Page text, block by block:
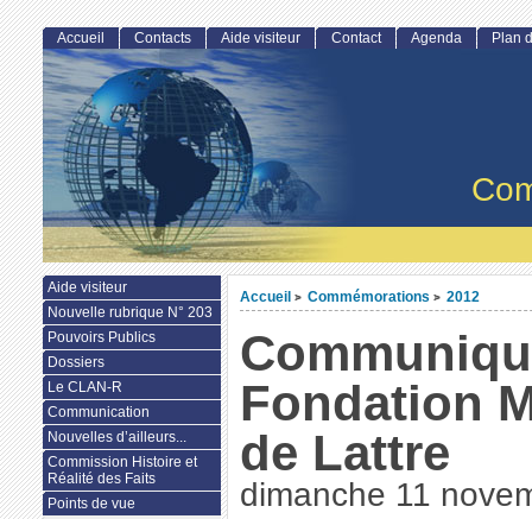
Accueil > Commémorations > 2012
Fondation
de Lattre
dimanche 11
Accueil Contacts Aide visiteur Contact Agenda Plan
Aide visiteur
Nouvelle rubrique N° 203
Pouvoirs Publics
Dossiers
Le CLAN-R
Communication
Nouvelles d’ailleurs...
Commission Histoire et
Réalité des Faits
Points de vue